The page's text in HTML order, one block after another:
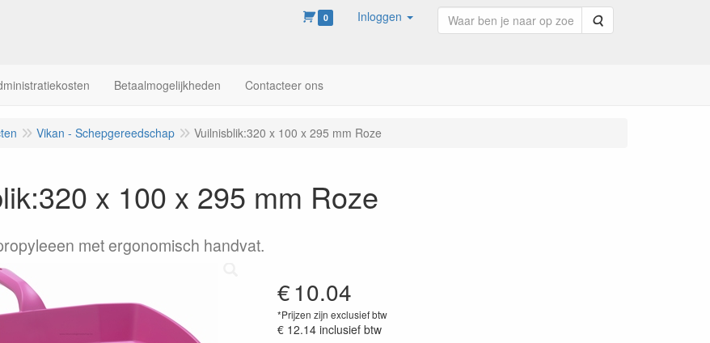
0 Inloggen Zoeken
Betaalmogelijkheden Contacteer ons
Vikan - Schepgereedschap Vuilnisblik:320 x 100 x 295 mm Roze
x 100 x 295 mm Roze
met ergonomisch handvat.
€10.04
*Prijzen zijn exclusief btw
€ 12.14 inclusief btw